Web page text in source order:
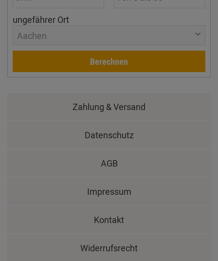
ungefährer Ort
Aachen
Berechnen
Zahlung & Versand
Datenschutz
AGB
Impressum
Kontakt
Widerrufsrecht